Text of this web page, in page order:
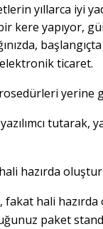
yıllarca iyi
kere yapıyor,
ticaret.
yerine
tutarak,
hazırda
fakat hali
paket